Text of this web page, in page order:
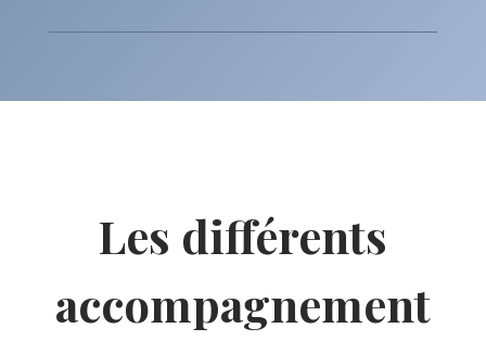
Les différents
accompagnement